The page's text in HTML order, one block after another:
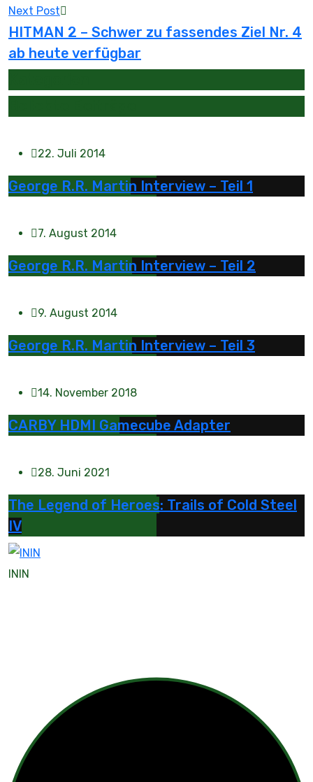
Next Post
HITMAN 2 – Schwer zu fassendes Ziel Nr. 4
ab heute verfügbar
22. Juli 2014
George R.R. Martin Interview – Teil 1
7. August 2014
George R.R. Martin Interview – Teil 2
9. August 2014
George R.R. Martin Interview – Teil 3
14. November 2018
CARBY HDMI Gamecube Adapter
28. Juni 2021
The Legend of Heroes: Trails of Cold Steel
IV
ININ